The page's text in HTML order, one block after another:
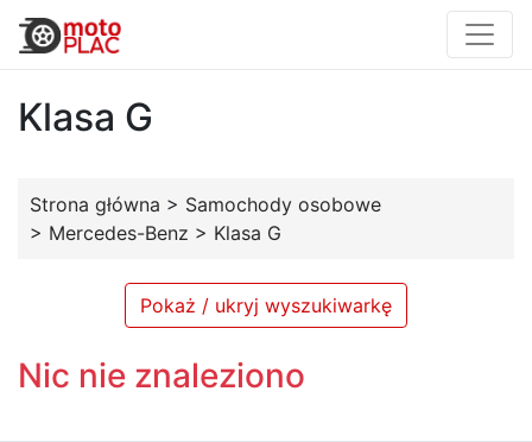
Klasa G
Strona główna > Samochody osobowe
> Mercedes-Benz > Klasa G
Pokaż / ukryj wyszukiwarkę
Nic nie znaleziono